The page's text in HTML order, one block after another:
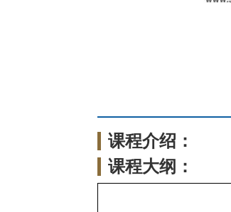
课程介绍：
课程大纲：